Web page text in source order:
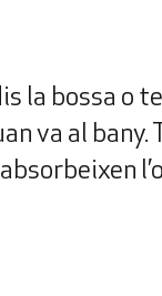
la bossa o
va al bany.